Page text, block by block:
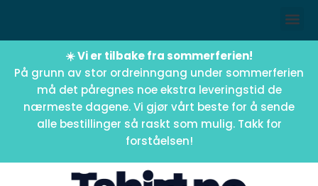
☀️ Vi er tilbake fra sommerferien!
På grunn av stor ordreinngang under sommerferien
må det påregnes noe ekstra leveringstid de
nærmeste dagene. Vi gjør vårt beste for å sende
alle bestillinger så raskt som mulig. Takk for
forståelsen!